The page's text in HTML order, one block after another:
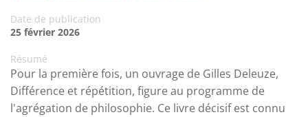
Date de publication
25 février 2026
Résumé
Pour la première fois, un ouvrage de Gilles Deleuze,
Différence et répétition, figure au programme de
l'agrégation de philosophie. Ce livre décisif est connu